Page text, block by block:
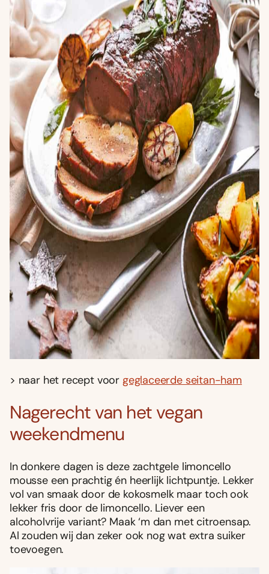
> naar het recept voor geglaceerde seitan-ham
Nagerecht van het vegan
weekendmenu
In donkere dagen is deze zachtgele limoncello
mousse een prachtig én heerlijk lichtpuntje. Lekker
vol van smaak door de kokosmelk maar toch ook
lekker fris door de limoncello. Liever een
alcoholvrije variant? Maak ‘m dan met citroensap.
Al zouden wij dan zeker ook nog wat extra suiker
toevoegen.